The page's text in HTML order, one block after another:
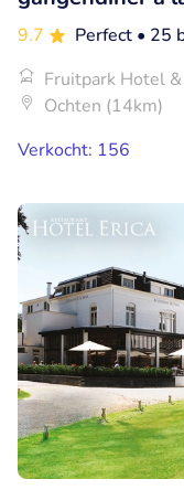
9.7 Perfect • 25
Fruitpark Hotel &
Ochten (14km)
Verkocht: 156